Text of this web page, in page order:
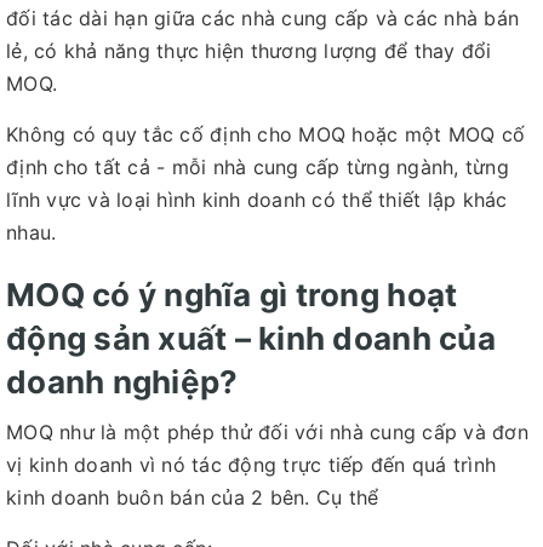
đối tác dài hạn giữa các nhà cung cấp và các nhà bán
lẻ, có khả năng thực hiện thương lượng để thay đổi
MOQ.
Không có quy tắc cố định cho MOQ hoặc một MOQ cố
định cho tất cả - mỗi nhà cung cấp từng ngành, từng
lĩnh vực và loại hình kinh doanh có thể thiết lập khác
nhau.
MOQ có ý nghĩa gì trong hoạt
động sản xuất – kinh doanh của
doanh nghiệp?
MOQ như là một phép thử đối với nhà cung cấp và đơn
vị kinh doanh vì nó tác động trực tiếp đến quá trình
kinh doanh buôn bán của 2 bên. Cụ thể